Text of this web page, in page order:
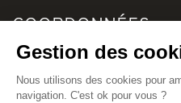
COORDONNÉES
78 avenue de Suffren 75015
Phone: (00) 33 1 43 56 03 01
Gestion des
Nous utilisons des cookies pour
navigation. C'est ok pour vous ?